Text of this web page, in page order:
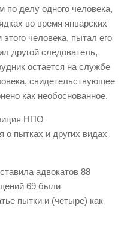
по делу одного человека,
во время январских
человека, пытал его
другой следователь,
остается на службе
свидетельствующее
как необоснованное.
НПО
о пытках и других видах
адвокатов 88
69 были
пытки и (четыре) как